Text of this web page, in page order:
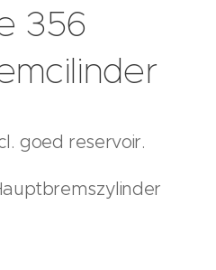
356
goed reservoir.